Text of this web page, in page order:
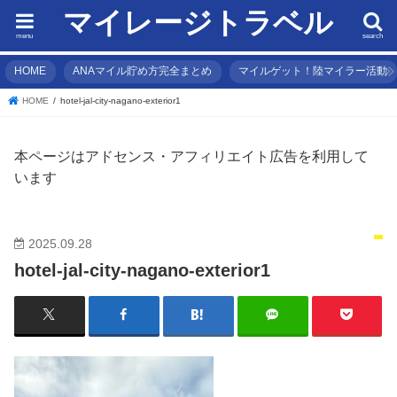
マイレージトラベル search
menu
HOME ANAマイル貯め方完全まとめ マイルゲット！陸マイラー活動
HOME hotel-jal-city-nagano-exterior1
本ページはアドセンス・アフィリエイト広告を利用して
います
2025.09.28
hotel-jal-city-nagano-exterior1